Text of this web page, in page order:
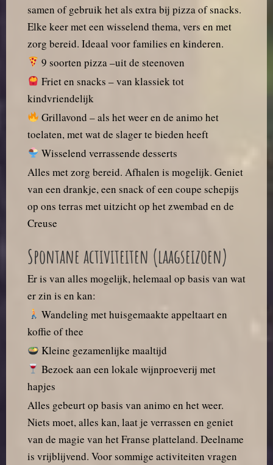
samen of gebruik het als extra bij pizza of snacks.
Elke keer met een wisselend thema, vers en met
zorg bereid. Ideaal voor families en kinderen.
9 soorten pizza –uit de steenoven
Friet en snacks – van klassiek tot
kindvriendelijk
Grillavond – als het weer en de animo het
toelaten, met wat de slager te bieden heeft
Wisselend verrassende desserts
Alles met zorg bereid. Afhalen is mogelijk. Geniet
van een drankje, een snack of een coupe schepijs
op ons terras met uitzicht op het zwembad en de
Creuse
Spontane activiteiten (laagseizoen)
Er is van alles mogelijk, helemaal op basis van wat
er zin is en kan:
Wandeling met huisgemaakte appeltaart en
koffie of thee
Kleine gezamenlijke maaltijd
Bezoek aan een lokale wijnproeverij met
hapjes
Alles gebeurt op basis van animo en het weer.
Niets moet, alles kan, laat je verrassen en geniet
van de magie van het Franse platteland. Deelname
is vrijblijvend. Voor sommige activiteiten vragen